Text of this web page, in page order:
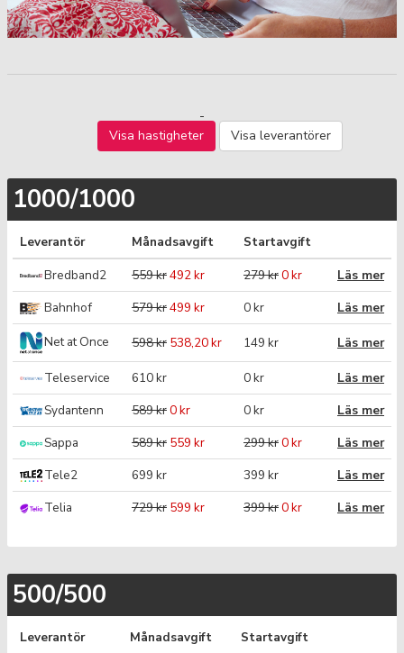
Visa hastigheter Visa leverantörer
1000/1000
Leverantör Månadsavgift
Startavgift
Bredband2
559 kr492 kr 279 kr0 kr
Läs mer
Bahnhof
579 kr499 kr 0 kr
Läs mer
Net at Once
598 kr 538,20 kr 149 kr Läs mer
Teleservice 610 kr 0 kr
Läs mer
Sydantenn
589 kr0 kr 0 kr
Läs mer
Sappa
589 kr 559 kr 299 kr0 kr
Läs mer
Tele2
699 kr 399 kr
Läs mer
Telia
729 kr 599 kr 399 kr0 kr Läs mer
500/500
Leverantör Månadsavgift Startavgift